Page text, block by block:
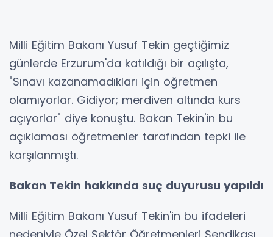
Milli Eğitim Bakanı Yusuf Tekin geçtiğimiz
günlerde Erzurum'da katıldığı bir açılışta,
"Sınavı kazanamadıkları için öğretmen
olamıyorlar. Gidiyor; merdiven altında kurs
açıyorlar" diye konuştu. Bakan Tekin'in bu
açıklaması öğretmenler tarafından tepki ile
karşılanmıştı.
Bakan Tekin hakkında suç duyurusu yapıldı
Milli Eğitim Bakanı Yusuf Tekin'in bu ifadeleri